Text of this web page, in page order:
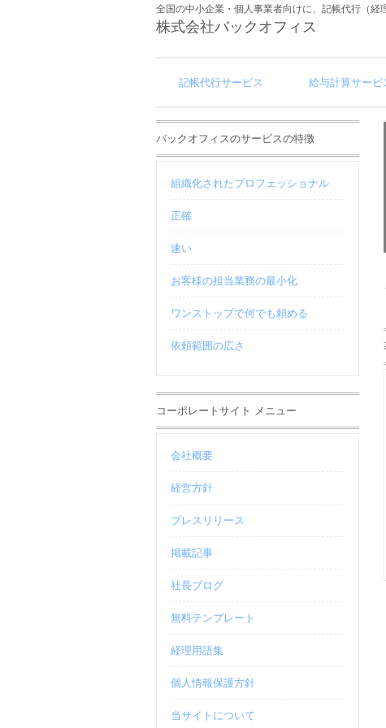
全国の中小企業・個人事業者向けに、記帳代行（経
株式会社バックオフィス
記帳代行サービス 給与計算サービ
バックオフィスのサービスの特徴
組織化されたプロフェッショナル
正確
速い
お客様の担当業務の最小化
ワンストップで何でも頼める
依頼範囲の広さ
コーポレートサイト メニュー
会社概要
経営方針
プレスリリース
掲載記事
社長ブログ
無料テンプレート
経理用語集
個人情報保護方針
当サイトについて